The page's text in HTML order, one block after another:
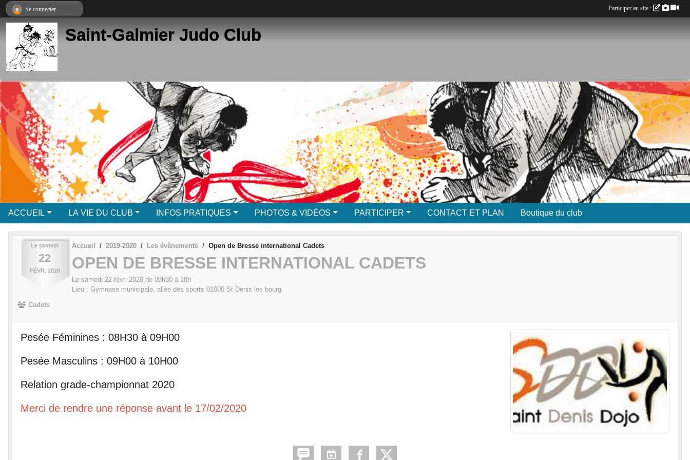
Saint-Galmier Judo Club
ACCUEIL LA VIE DU CLUB INFOS PRATIQUES PHOTOS & VIDÉOS PARTICIPER CONTACT ET PLAN Boutique du club
Le samedi
22
FÉVR. 2020
Accueil 2019-2020 Les évènements Open de Bresse international Cadets
OPEN DE BRESSE INTERNATIONAL CADETS
Le samedi 22 févr. 2020 de 08h30 à 18h
Lieu : Gymnase municipale, allée des sports 01000 St Denis les bourg
Cadets
Pesée Féminines : 08H30 à 09H00
Pesée Masculins : 09H00 à 10H00
Relation grade-championnat 2020
Merci de rendre une réponse avant le 17/02/2020
Se connecter Participer au site :
Panneau de gestion des cookies